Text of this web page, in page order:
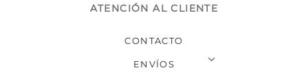
ATENCIÓN AL CLIENTE
CONTACTO
ENVÍOS